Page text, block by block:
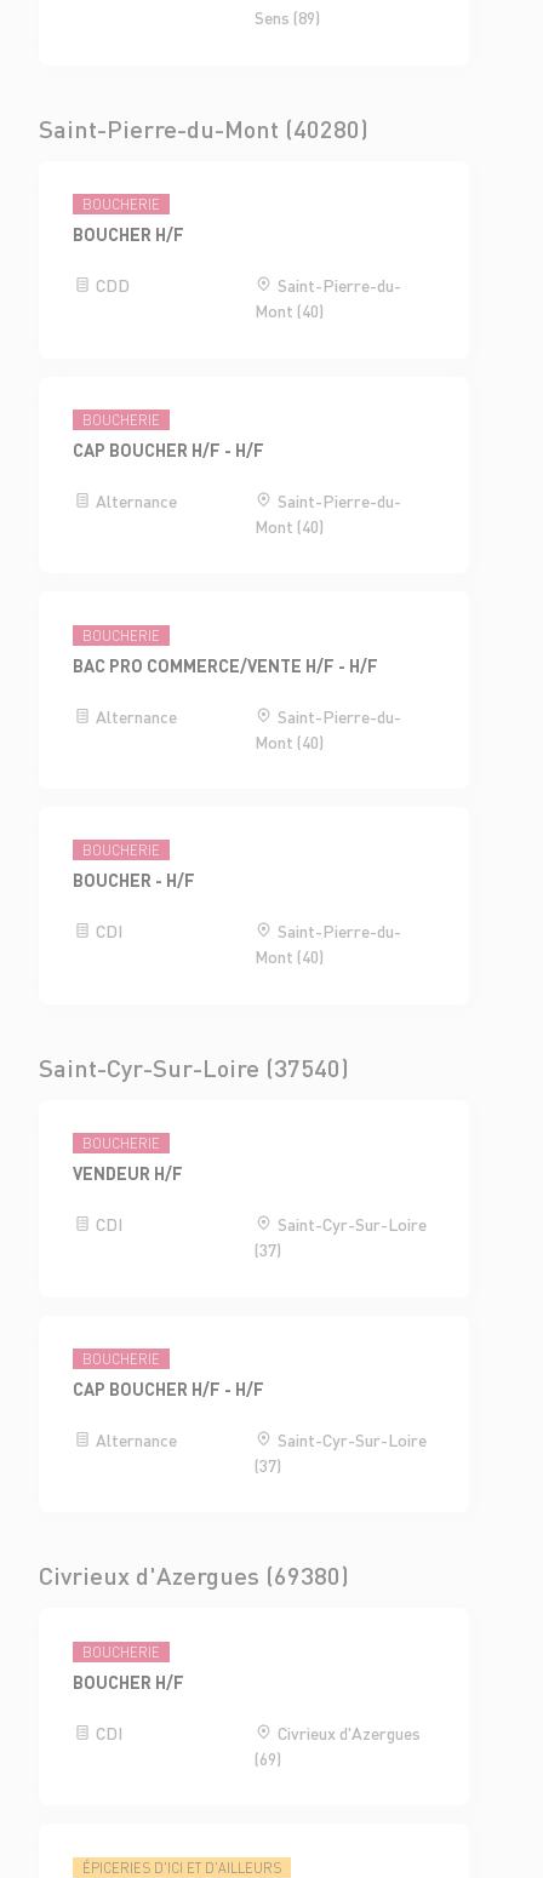
Sens (89)
Saint-Pierre-du-Mont (40280)
BOUCHERIE
BOUCHER H/F
CDD
Saint-Pierre-du-
Mont (40)
BOUCHERIE
CAP BOUCHER H/F - H/F
Alternance
Saint-Pierre-du-
Mont (40)
BOUCHERIE
BAC PRO COMMERCE/VENTE H/F - H/F
Alternance
Saint-Pierre-du-
Mont (40)
BOUCHERIE
BOUCHER - H/F
CDI
Saint-Pierre-du-
Mont (40)
Saint-Cyr-Sur-Loire (37540)
BOUCHERIE
VENDEUR H/F
CDI
Saint-Cyr-Sur-Loire
(37)
BOUCHERIE
CAP BOUCHER H/F - H/F
Alternance
Saint-Cyr-Sur-Loire
(37)
Civrieux d'Azergues (69380)
BOUCHERIE
BOUCHER H/F
CDI
Civrieux d'Azergues
(69)
ÉPICERIES D'ICI ET D'AILLEURS